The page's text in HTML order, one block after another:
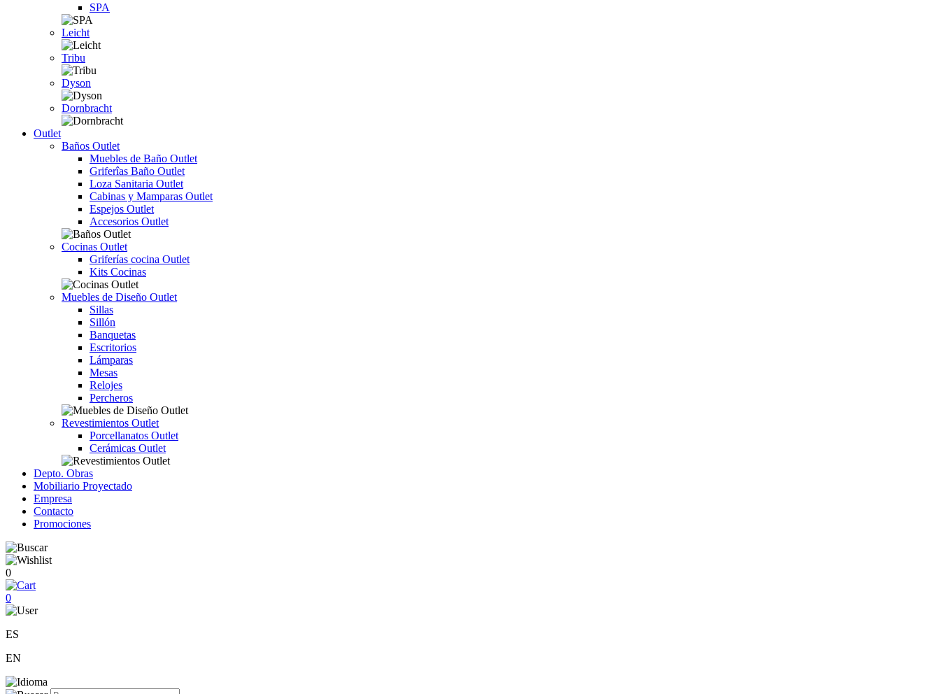
SPA
Leicht
Tribu
Dyson
Dornbracht
Outlet
Baños Outlet
Muebles de Baño Outlet
Griferîas Baño Outlet
Loza Sanitaria Outlet
Cabinas y Mamparas Outlet
Espejos Outlet
Accesorios Outlet
Cocinas Outlet
Griferías cocina Outlet
Kits Cocinas
Muebles de Diseño Outlet
Sillas
Sillón
Banquetas
Escritorios
Lámparas
Mesas
Relojes
Percheros
Revestimientos Outlet
Porcellanatos Outlet
Cerámicas Outlet
Depto. Obras
Mobiliario Proyectado
Empresa
Contacto
Promociones
0
0
ES
EN